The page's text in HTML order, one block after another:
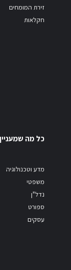
זירת המומחים
חקלאות
כל מה שמעניין
מדע וטכנולוגיה
משפטי
נדל"ן
ספורט
עסקים